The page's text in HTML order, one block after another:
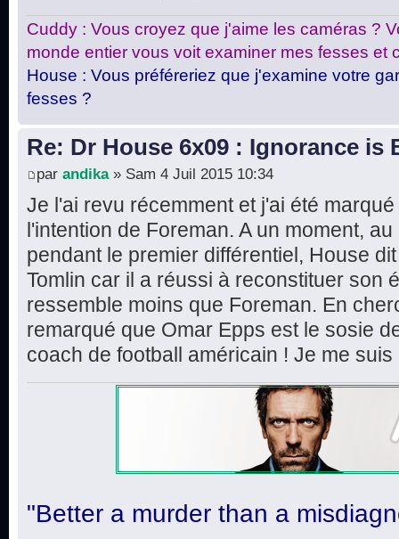
Cuddy : Vous croyez que j'aime les caméras ?
monde entier vous voit examiner mes fesses et
House : Vous préféreriez que j'examine votre
fesses ?
Re: Dr House 6x09 : Ignorance is
par andika» Sam 4 Juil 2015 10:34
Je l'ai revu récemment et j'ai été
l'intention de Foreman. A un moment,
pendant le premier différentiel, House
Tomlin car il a réussi à reconstituer son
ressemble moins que Foreman. En
remarqué que Omar Epps est le sosie
coach de football américain ! Je me
"Better a murder than a